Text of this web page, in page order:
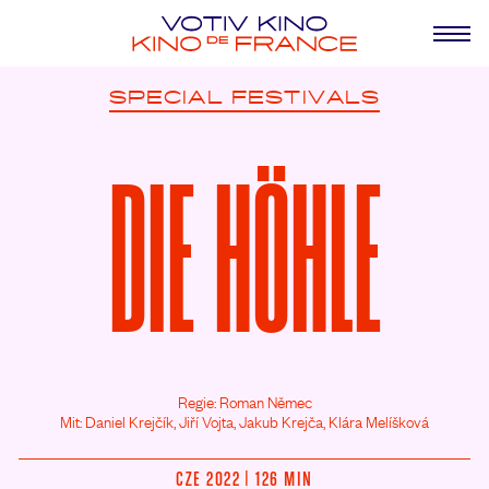
SPECIAL FESTIVALS
DIE HÖHLE
Regie: Roman Němec
Mit: Daniel Krejčík, Jiří Vojta, Jakub Krejča, Klára Melíšková
CZE 2022 | 126 MIN